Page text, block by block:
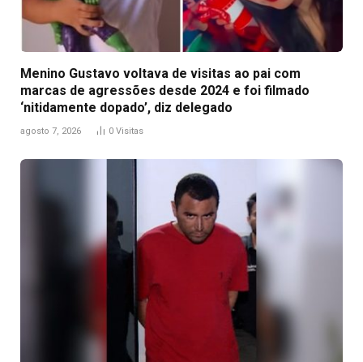
Menino Gustavo voltava de visitas ao pai com
marcas de agressões desde 2024 e foi filmado
‘nitidamente dopado’, diz delegado
agosto 7, 2026 0 Visitas